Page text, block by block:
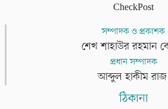
CheckPost
সম্পাদক ও প্রকাশক
শেখ শাহাউর রহমান
প্রধান সম্পাদক
আব্দুল হাকীম রাজ
ঠিকানা